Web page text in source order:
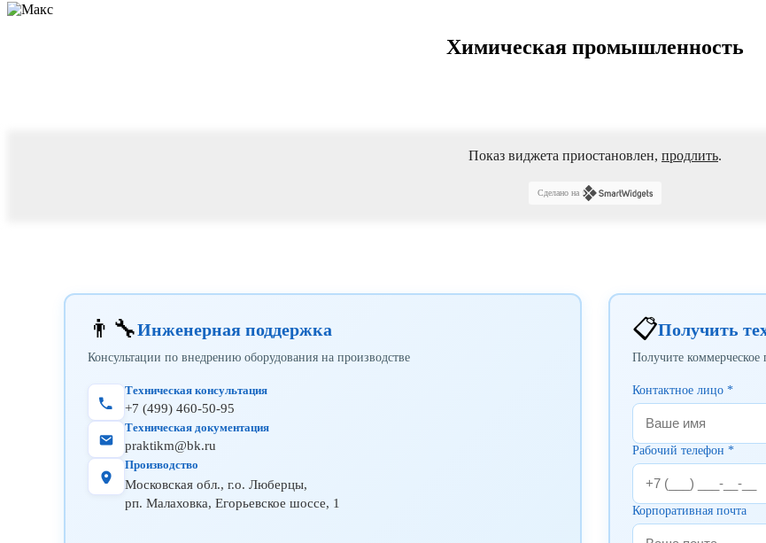
Химическая промышленность
Показ виджета приостановлен, продлить.
Сделано на
👨‍🔧Инженерная поддержка
Консультации по внедрению оборудования на производстве
Техническая консультация
+7 (499) 460-50-95
Техническая документация
praktikm@bk.ru
Производство
Московская обл., г.о. Люберцы,
рп. Малаховка, Егорьевское шоссе, 1
📋Получить
Получите
Контактное лицо *
Рабочий телефон *
Корпоративная почта